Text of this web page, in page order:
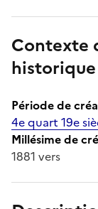
Contexte
historique
Période de
4e quart 19e
Millésime de
1881 vers